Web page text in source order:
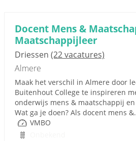
Docent Mens &
Maatschappijleer
Driessen (22 vacatures)
Almere
Maak het verschil in Almere door
Buitenhout College te inspireren
onderwijs mens & maatschappij
Wat ga je doen? Als docent mens
VMBO